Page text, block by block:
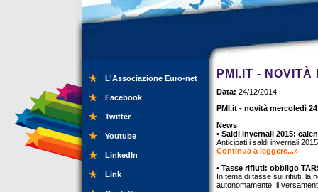
L'Associazione Euro-net
Facebook
Twitter
Youtube
LinkedIn
Link
PMI.IT -
Data: 24/12/2014
PMI.it - novità mercoledì
News
• Saldi invernali 2015:
Anticipati i saldi invernali
Continua a leggere...»
• Tasse rifiuti: obbligo
In tema di tasse sui rifiuti, la
autonomamente, il